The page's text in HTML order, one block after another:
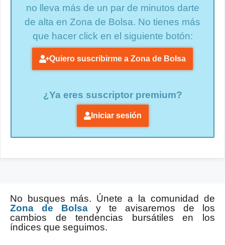
no lleva más de un par de minutos darte
de alta en Zona de Bolsa. No tienes más
que hacer click en el siguiente botón:
Quiero suscribirme a Zona de Bolsa
¿Ya eres suscriptor premium?
Iniciar sesión
No busques más. Únete a la comunidad de
Zona de Bolsa y te avisaremos de los
cambios de tendencias bursátiles en los
índices que seguimos.